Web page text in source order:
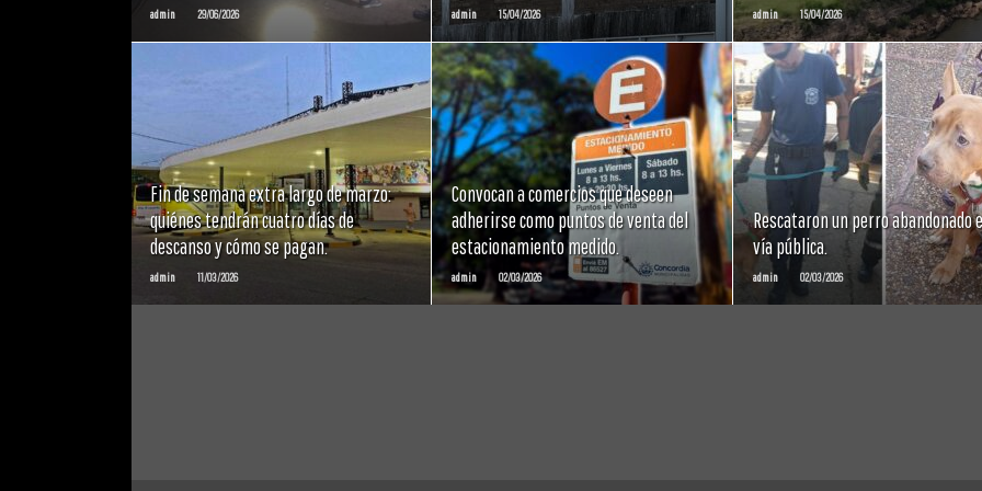
admin 29/06/2026 admin 15/04/2026 admin 15/04/2026
Fin de semana extra largo de marzo:
quiénes tendrán cuatro días de
descanso y cómo se pagan.
admin 11/03/2026
LEER
MAS
Convocan a comercios que deseen
adherirse como puntos de venta del
estacionamiento medido.
admin 02/03/2026
LEER
MAS
Rescataron un perro abandonado
vía pública.
admin 02/03/2026
LEER
MAS